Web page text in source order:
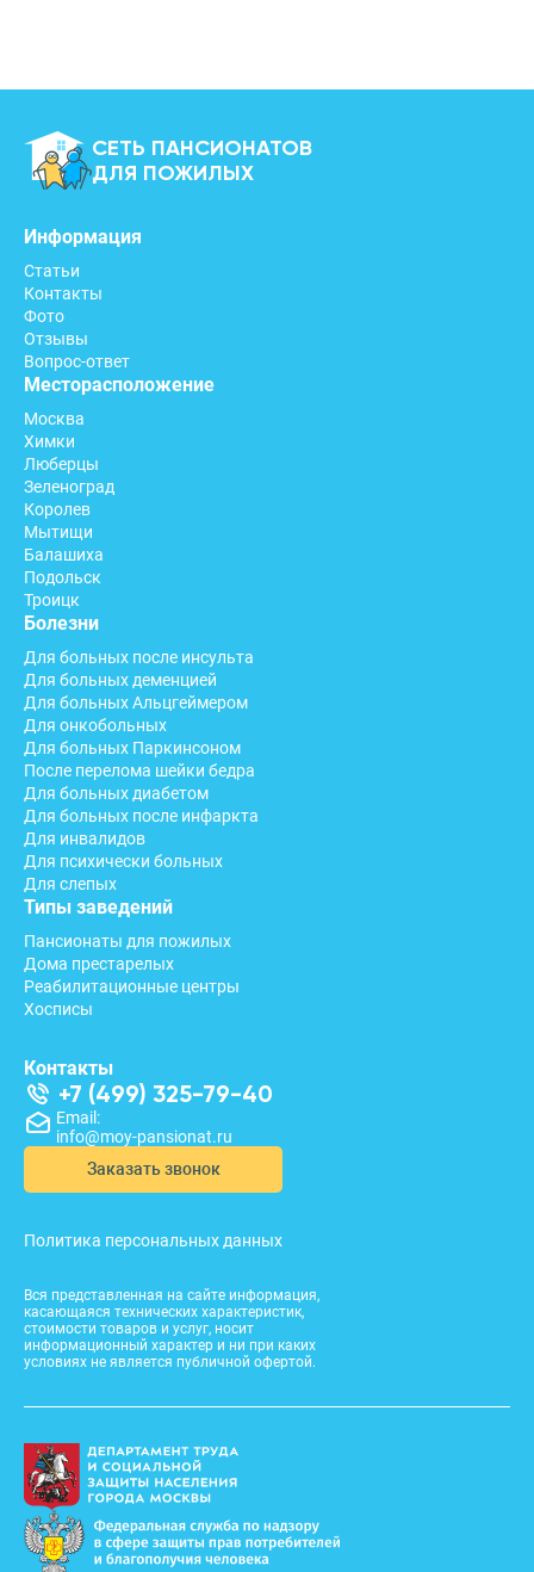
СЕТЬ ПАНСИОНАТОВ
ДЛЯ ПОЖИЛЫХ
Вся представленная на сайте информация,
касающаяся технических характеристик,
стоимости товаров и услуг, носит
информационный характер и ни при каких
условиях не является публичной офертой.
Информация
Статьи
Контакты
Фото
Отзывы
Вопрос-ответ
Месторасположение
Москва
Химки
Люберцы
Зеленоград
Королев
Мытищи
Балашиха
Подольск
Троицк
Болезни
Для больных после инсульта
Для больных деменцией
Для больных Альцгеймером
Для онкобольных
Для больных Паркинсоном
После перелома шейки бедра
Для больных диабетом
Для больных после инфаркта
Для инвалидов
Для психически больных
Для слепых
Типы заведений
Пансионаты для пожилых
Дома престарелых
Реабилитационные центры
Хосписы
Контакты
+7 (499) 325-79-40
Email:
info@moy-pansionat.ru
Заказать звонок
Политика персональных данных